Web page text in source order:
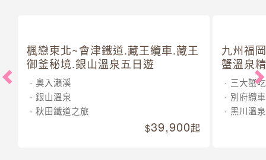
楓戀東北~會津鐵道.藏王纜車.藏王
御釜秘境.銀山溫泉五日遊
奧入瀨溪
銀山溫泉
秋田鐵道之旅
39,900起
九州福
蟹溫泉
三大蟹
別府纜車
黑川溫泉